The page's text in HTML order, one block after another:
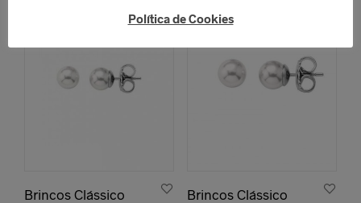
Brincos Clássico
Brincos Clássico
Política de Cookies